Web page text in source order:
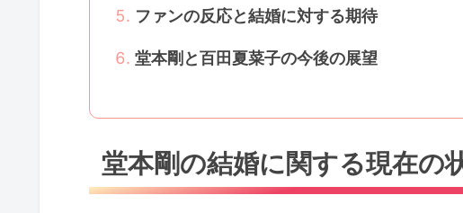
ファンの反応と結婚に対する期待
堂本剛と百田夏菜子の今後の展望
堂本剛の結婚に関する現在の